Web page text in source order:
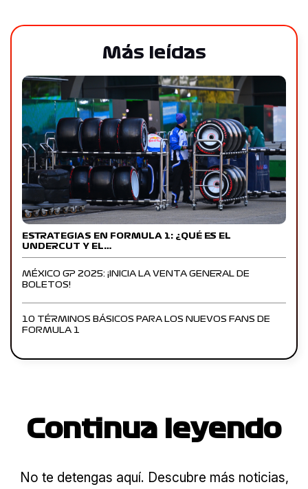
Más leídas
ESTRATEGIAS EN FORMULA 1: ¿QUÉ ES EL
UNDERCUT Y EL…
MÉXICO GP 2025: ¡INICIA LA VENTA GENERAL DE
BOLETOS!
10 TÉRMINOS BÁSICOS PARA LOS NUEVOS FANS DE
FORMULA 1
Continua leyendo
No te detengas aquí. Descubre más noticias,